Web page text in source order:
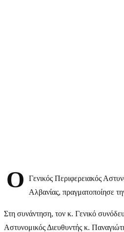
Ο
Γενικός Περιφερειακός
Αλβανίας, πραγματοποίησε
Στη συνάντηση, τον κ. Γενικό
Αστυνομικός Διευθυντής κ.